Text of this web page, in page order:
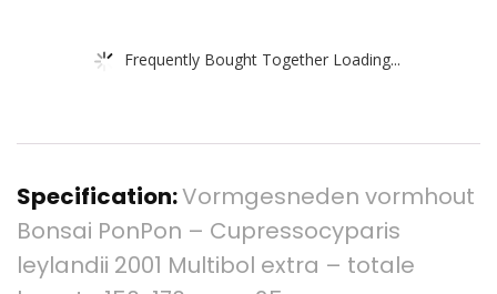
Frequently Bought Together Loading...
Specification:Vormgesneden vormhout
Bonsai PonPon – Cupressocyparis
leylandii 2001 Multibol extra – totale